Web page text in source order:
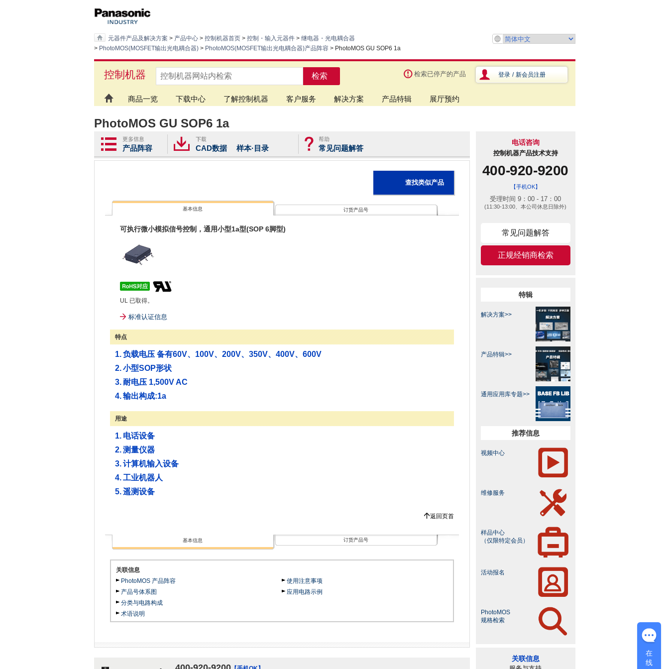
元器件产品及解决方案 > 产品中心 > 控制机器首页 > 控制・输入元器件 > 继电器・光电耦合器
> PhotoMOS(MOSFET输出光电耦合器) > PhotoMOS(MOSFET输出光电耦合器)产品阵容 > PhotoMOS GU SOP6 1a
控制机器 检索 检索已停产的产品 登录 / 新会员注册
商品一览 下载中心 了解控制机器 客户服务 解决方案 产品特辑 展厅预约
PhotoMOS GU SOP6 1a
产品阵容 CAD数据 样本·目录 常见问题解答
查找类似产品
基本信息 订货产品号
可执行微小模拟信号控制，通用小型1a型(SOP 6脚型)
UL 已取得。
标准认证信息
特点
1. 负载电压 备有60V、100V、200V、350V、400V、600V
2. 小型SOP形状
3. 耐电压 1,500V AC
4. 输出构成:1a
用途
1. 电话设备
2. 测量仪器
3. 计算机输入设备
4. 工业机器人
5. 遥测设备
返回页首
基本信息 订货产品号
关联信息
PhotoMOS 产品阵容
产品号体系图
分类与电路构成
术语说明
使用注意事项
应用电路示例
电话咨询
控制机器产品技术支持
400-920-9200
【手机OK】
受理时间 9：00 - 17：00
(11:30-13:00、本公司休息日除外)
常见问题解答
正规经销商检索
特辑
解决方案>>
产品特辑>>
通用应用库专题​>>
推荐信息
视频中心
维修服务
样品中心
（仅限特定会员）
活动报名
PhotoMOS
规格检索
关联信息
在
线